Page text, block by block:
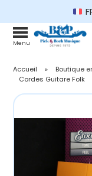
Menu
Accueil » Boutique
Cordes Guitare Folk